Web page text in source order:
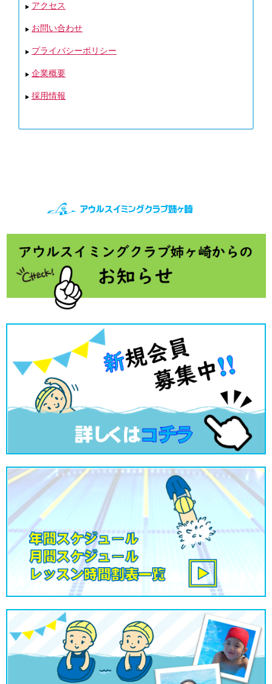
アクセス
お問い合わせ
プライバシーポリシー
企業概要
採用情報